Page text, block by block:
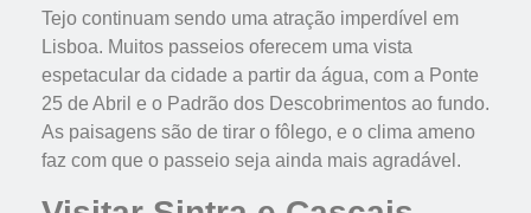
Tejo continuam sendo uma atração imperdível em
Lisboa. Muitos passeios oferecem uma vista
espetacular da cidade a partir da água, com a Ponte
25 de Abril e o Padrão dos Descobrimentos ao fundo.
As paisagens são de tirar o fôlego, e o clima ameno
faz com que o passeio seja ainda mais agradável.